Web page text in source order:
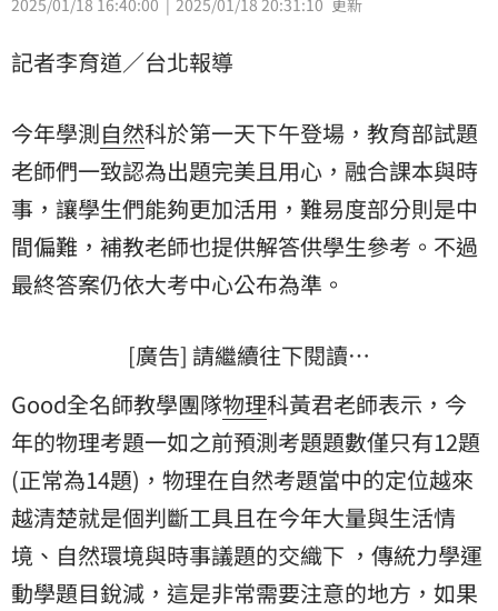
記者李育道／台北報導
今年學測自然科於第一天下午登場，教育部試題
老師們一致認為出題完美且用心，融合課本與時
事，讓學生們能夠更加活用，難易度部分則是中
間偏難，補教老師也提供解答供學生參考。不過
最終答案仍依大考中心公布為準。
[廣告] 請繼續往下閱讀…
Good全名師教學團隊物理科黃君老師表示，今
年的物理考題一如之前預測考題題數僅只有12題
(正常為14題)，物理在自然考題當中的定位越來
越清楚就是個判斷工具且在今年大量與生活情
境、自然環境與時事議題的交織下 ，傳統力學運
動學題目銳減，這是非常需要注意的地方，如果